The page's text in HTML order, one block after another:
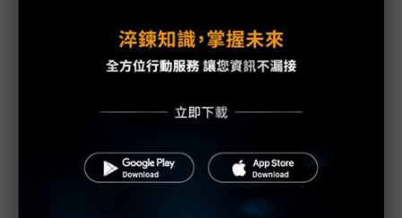
印度版竹科首現全貌 台廠熱絡中有憂慮
顯示產業黑馬崛起 印度可能成為第二個中國嗎？
完善半導體供應鏈 印度政府招手原物料廠